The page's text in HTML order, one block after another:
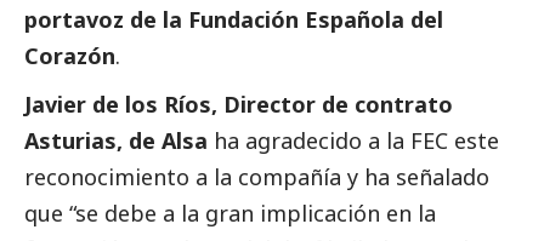
portavoz de la Fundación Española del
Corazón.
Javier de los Ríos, Director de contrato
Asturias, de Alsa ha agradecido a la FEC este
reconocimiento a la compañía y ha señalado
que “se debe a la gran implicación en la